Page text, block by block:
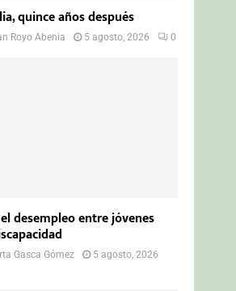
quince años después
Royo Abenia 5 agosto, 2026 0
desempleo entre jóvenes
Gasca Gómez
5 agosto, 2026